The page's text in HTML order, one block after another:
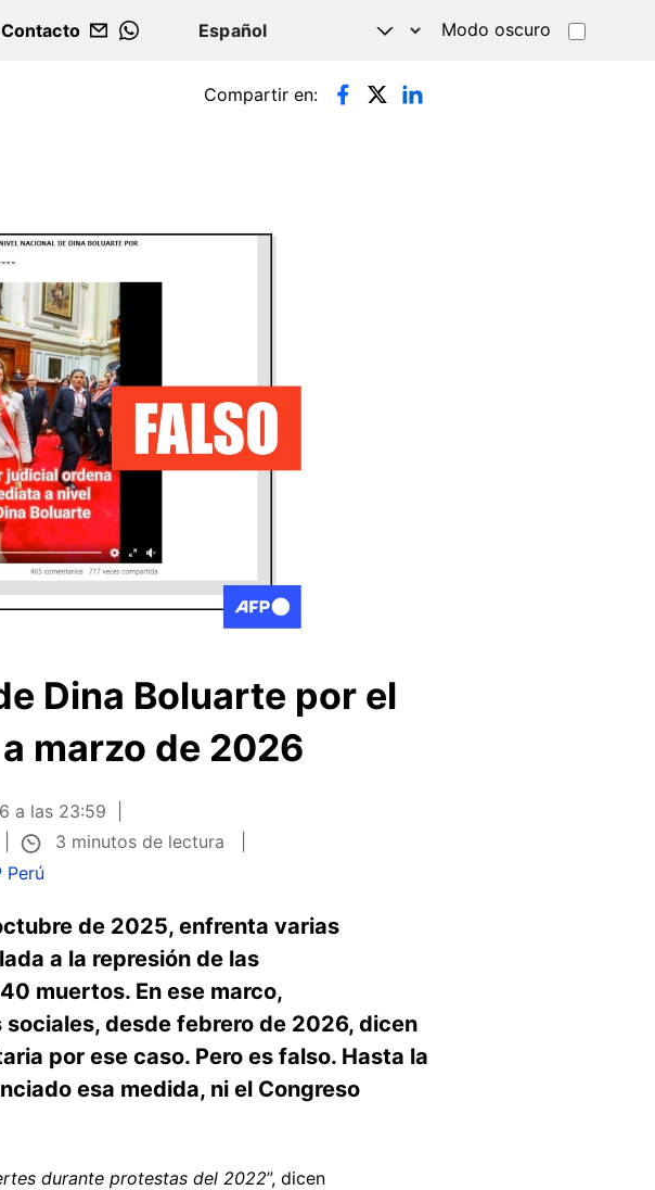
Contacto
WHATSAPP
Modo oscuro
Compartir en:
Dina Boluarte por el
marzo de 2026
a las 23:59
3 minutos de lectura
Perú
de 2025, enfrenta varias
a la represión de las
muertos. En ese marco,
desde febrero de 2026, dicen
por ese caso. Pero es falso. Hasta la
esa medida, ni el Congreso
durante protestas del 2022”, dicen